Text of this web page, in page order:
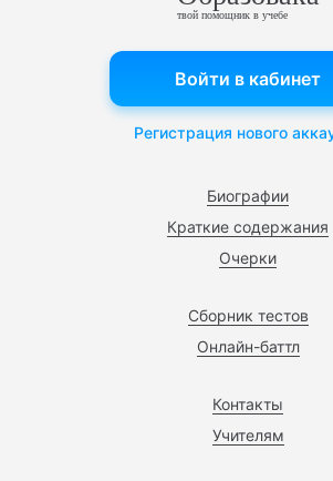
твой помощник в учебе
Биографии
Краткие содержания
Очерки
Сборник тестов
Онлайн-баттл
Контакты
Учителям
Войти в кабинет
Регистрация нового